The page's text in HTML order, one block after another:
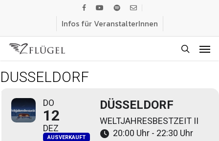
content
facebook
youtubespotifyemail
Infos für VeranstalterInnen
DÜSSELDORF
DO
12
DEZ
AUSVERKAUFT
DÜSSELDORF
WELTJAHRESBESTZEIT II
20:00 Uhr - 22:30 Uhr